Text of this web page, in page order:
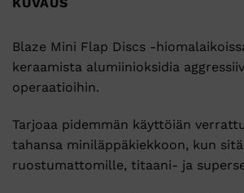
Blaze Mini Flap Discs -
keraamista alumiinioksidia
operaatioihin.
Tarjoaa pidemmän käyttöiän
tahansa miniläppäkiekkoon, kun
ruostumattomille, titaani- ja